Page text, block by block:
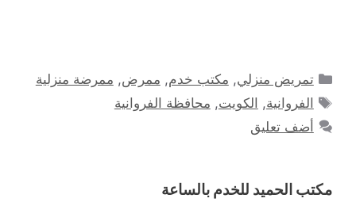
التصنيفات
تمريض منزلي, مكتب خدم, ممرض, ممرضة منزلية
الوسوم
الفروانية, الكويت, محافظة الفروانية
أضف تعليق
مكتب الحميد للخدم بالساعة